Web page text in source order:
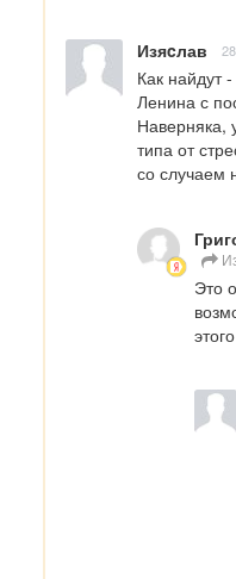
Изяcлав
Как найдут
Ленина с
Наверняка,
типа от
со случаем
Это